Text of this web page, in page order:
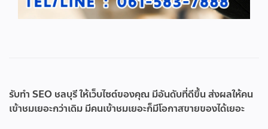
รับทำ SEO ชลบุรีให้เว็บไซต์ของคุณ มีอันดับที่ดีขึ้น ส่งผลให้คน
เข้าชมเยอะกว่าเดิม มีคนเข้าชมเยอะก็มีโอกาสขายของได้เยอะ